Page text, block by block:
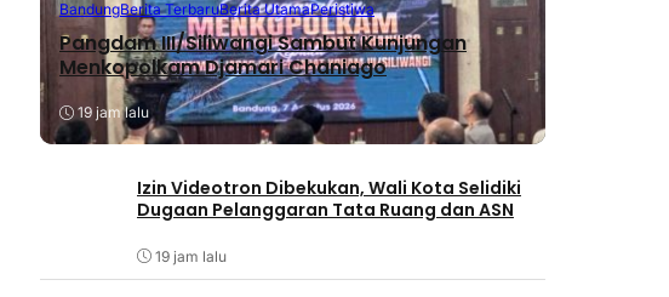
BandungBerita TerbaruBerita UtamaPeristiwa
Pangdam III/Siliwangi Sambut Kunjungan
Menkopolkam Djamari Chaniago
19 jam lalu
Izin Videotron Dibekukan, Wali Kota Selidiki
Dugaan Pelanggaran Tata Ruang dan ASN
19 jam lalu